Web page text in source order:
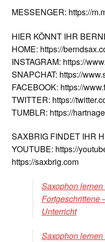
MESSENGER: https://
HIER KÖNNT IHR
HOME: https://
INSTAGRAM: https://
SNAPCHAT: https://
FACEBOOK: https://
TWITTER: https://
TUMBLR: https://
SAXBRIG FINDET IHR
YOUTUBE: https://
https://saxbrig.com
Saxophon
Fortgeschrittene
Unterricht
Saxophon